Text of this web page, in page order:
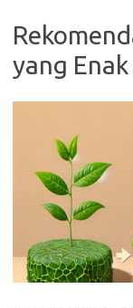
yang